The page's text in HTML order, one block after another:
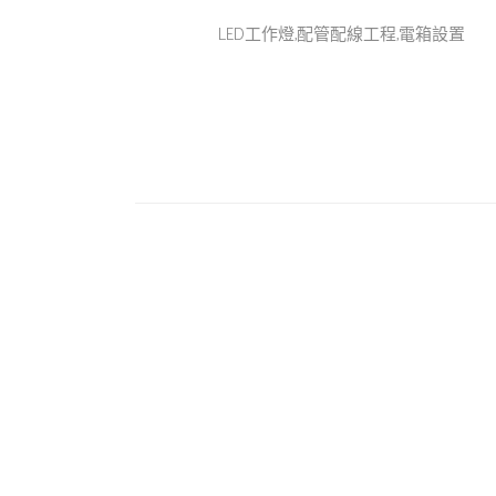
LED工作燈,配管配線工程,電箱設置